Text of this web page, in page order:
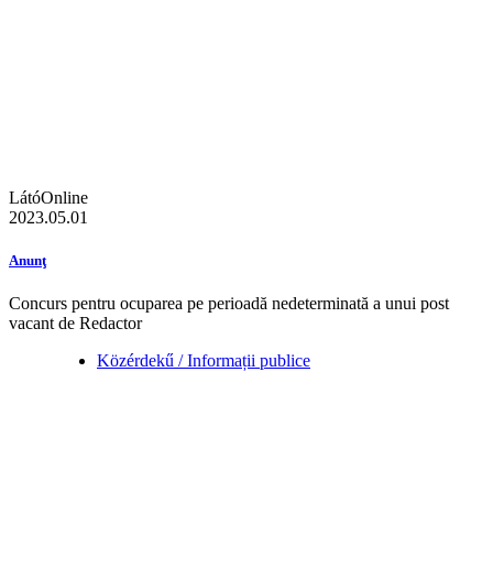
LátóOnline
2023.05.01
Anunţ
Concurs pentru ocuparea pe perioadă nedeterminată a unui post
vacant de Redactor
Közérdekű / Informații publice